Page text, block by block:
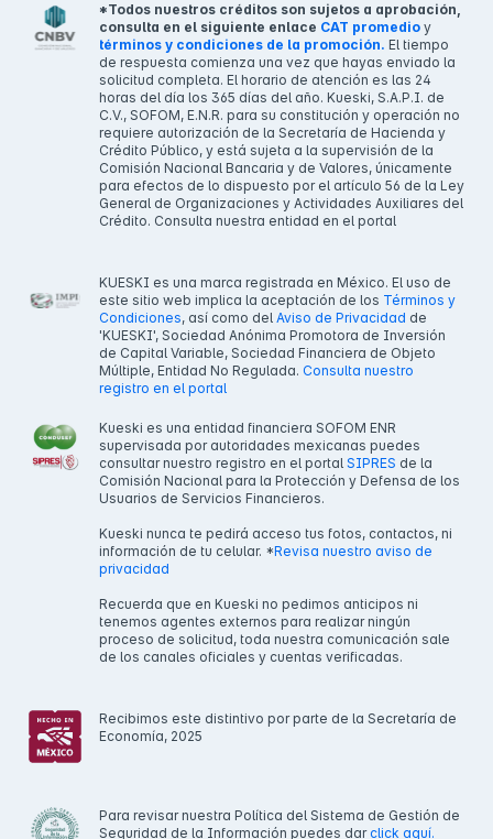
*Todos nuestros créditos son sujetos a aprobación,
consulta en el siguiente enlace CAT promedio y
términos y condiciones de la promoción. El tiempo
de respuesta comienza una vez que hayas enviado la
solicitud completa. El horario de atención es las 24
horas del día los 365 días del año. Kueski, S.A.P.I. de
C.V., SOFOM, E.N.R. para su constitución y operación no
requiere autorización de la Secretaría de Hacienda y
Crédito Público, y está sujeta a la supervisión de la
Comisión Nacional Bancaria y de Valores, únicamente
para efectos de lo dispuesto por el artículo 56 de la Ley
General de Organizaciones y Actividades Auxiliares del
Crédito. Consulta nuestra entidad en el portal
KUESKI es una marca registrada en México. El uso de
este sitio web implica la aceptación de los Términos y
Condiciones, así como del Aviso de Privacidad de
'KUESKI', Sociedad Anónima Promotora de Inversión
de Capital Variable, Sociedad Financiera de Objeto
Múltiple, Entidad No Regulada. Consulta nuestro
registro en el portal
Kueski es una entidad financiera SOFOM ENR
supervisada por autoridades mexicanas puedes
consultar nuestro registro en el portal SIPRES de la
Comisión Nacional para la Protección y Defensa de los
Usuarios de Servicios Financieros.
Kueski nunca te pedirá acceso tus fotos, contactos, ni
información de tu celular. *Revisa nuestro aviso de
privacidad
Recuerda que en Kueski no pedimos anticipos ni
tenemos agentes externos para realizar ningún
proceso de solicitud, toda nuestra comunicación sale
de los canales oficiales y cuentas verificadas.
Recibimos este distintivo por parte de la Secretaría de
Economía, 2025
Para revisar nuestra Política del Sistema de Gestión de
Seguridad de la Información puedes darclick aquí.